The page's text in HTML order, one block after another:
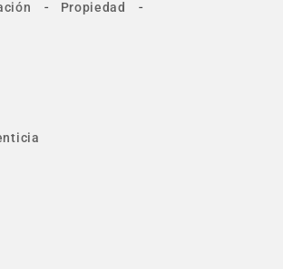
- Propiedad -